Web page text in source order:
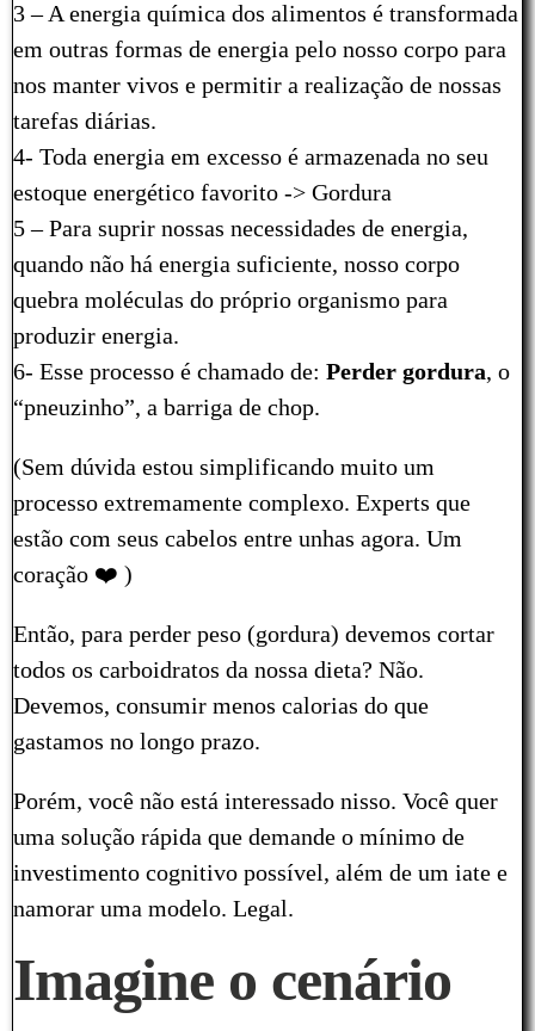
3 – A energia química dos alimentos é transformada
em outras formas de energia pelo nosso corpo para
nos manter vivos e permitir a realização de nossas
tarefas diárias.
4- Toda energia em excesso é armazenada no seu
estoque energético favorito -> Gordura
5 – Para suprir nossas necessidades de energia,
quando não há energia suficiente, nosso corpo
quebra moléculas do próprio organismo para
produzir energia.
6- Esse processo é chamado de: Perder gordura, o
“pneuzinho”, a barriga de chop.
(Sem dúvida estou simplificando muito um
processo extremamente complexo. Experts que
estão com seus cabelos entre unhas agora. Um
coração ❤️ )
Então, para perder peso (gordura) devemos cortar
todos os carboidratos da nossa dieta? Não.
Devemos, consumir menos calorias do que
gastamos no longo prazo.
Porém, você não está interessado nisso. Você quer
uma solução rápida que demande o mínimo de
investimento cognitivo possível, além de um iate e
namorar uma modelo. Legal.
Imagine o cenário